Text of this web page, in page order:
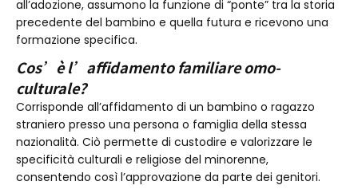
all’adozione, assumono la funzione di “ponte” tra la storia
precedente del bambino e quella futura e ricevono una
formazione specifica.
Cos’è l’affidamento familiare omo-
culturale?
Corrisponde all’affidamento di un bambino o ragazzo
straniero presso una persona o famiglia della stessa
nazionalità. Ciò permette di custodire e valorizzare le
specificità culturali e religiose del minorenne,
consentendo così l’approvazione da parte dei genitori.